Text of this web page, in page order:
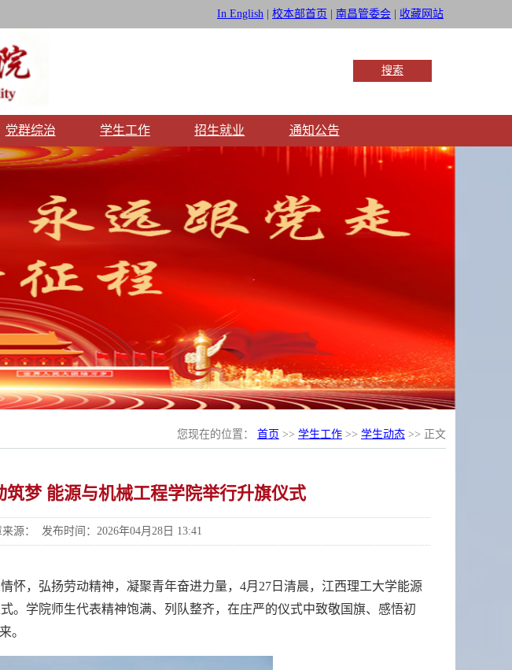
In English 校本部首页 南昌管委会 收藏网站
搜索
党群综治 学生工作 招生就业 通知公告
您现在的位置： 首页 >> 学生工作 >> 学生动态 >> 正文
筑梦 能源与机械工程学院举行升旗仪式
源： 发布时间：2026年04月28日 13:41
怀，弘扬劳动精神，凝聚青年奋进力量，4月27日清晨，江西理工大学能源
。学院师生代表精神饱满、列队整齐，在庄严的仪式中致敬国旗、感悟初
。